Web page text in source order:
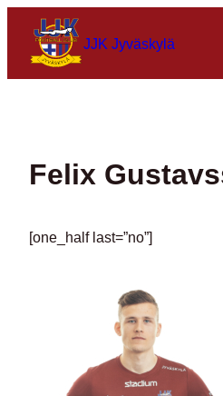
sisältöön
JJK Jyväskylä
Felix
[one_half last=”no”]